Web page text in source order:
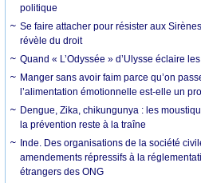
politique
Se faire attacher pour résister aux
révèle du droit
Quand « L’Odyssée » d’Ulysse éclaire
Manger sans avoir faim parce qu’on
l’alimentation émotionnelle est-elle un
Dengue, Zika, chikungunya : les
la prévention reste à la traîne
Inde. Des organisations de la société
amendements répressifs à la
étrangers des ONG